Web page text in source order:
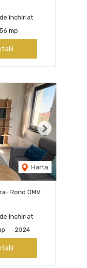
închiriat
56 mp
Harta
Next
Rond OMV
închiriat
2024